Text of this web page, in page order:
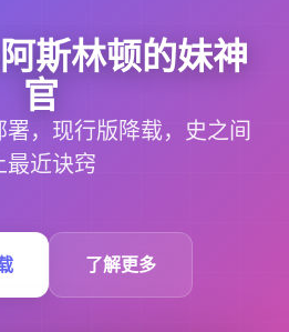
斯林顿的妹神
官
，现行版降载，史之间
最近诀窍
了解更多